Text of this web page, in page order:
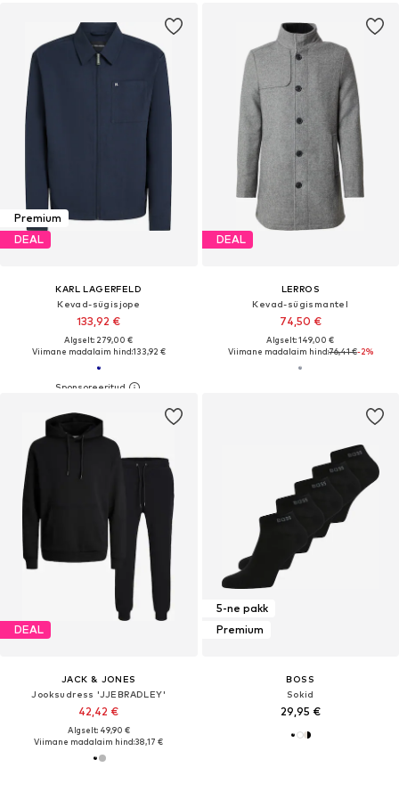
Premium
DEAL
KARL LAGERFELD
Kevad-sügisjope
133,92 €
Algselt: 279,00 €
Viimane madalaim hind:133,92 €
DEAL
LERROS
Kevad-sügismantel
74,50 €
Algselt: 149,00 €
Viimane madalaim hind:76,41 €-2%
DEAL
JACK & JONES
Jooksudress 'JJEBRADLEY'
42,42 €
Algselt: 49,90 €
Viimane madalaim hind:38,17 €
5-ne pakk
Premium
BOSS
Sokid
29,95 €